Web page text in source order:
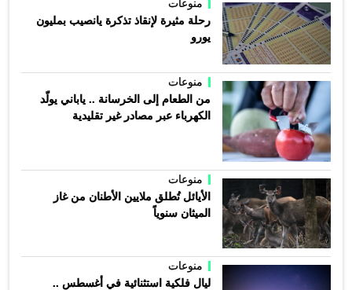
منوعات
رحلة مثيرة لإنقاذ تذكرة يانصيب بمليون
يورو
منوعات
من الطعام إلى الخرسانة .. ياباني يولّد
الكهرباء عبر مصادر غير تقليدية
منوعات
الأيائل تُطلق ملايين الأطنان من غاز
الميثان سنوياً
منوعات
ليال فلكية استثنائية في أغسطس ..